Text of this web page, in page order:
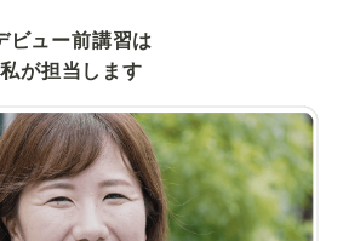
ビュー前講習は
私が担当します